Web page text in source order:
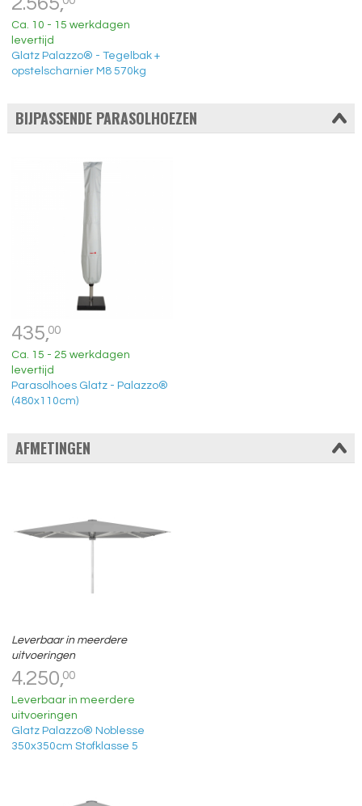
Ca. 10 - 15 werkdagen
levertijd
Glatz Palazzo® - Tegelbak +
opstelscharnier M8 570kg
BIJPASSENDE PARASOLHOEZEN
435,00
Ca. 15 - 25 werkdagen
levertijd
Parasolhoes Glatz - Palazzo®
(480x110cm)
AFMETINGEN
Leverbaar in meerdere
uitvoeringen
4.250,00
Leverbaar in meerdere
uitvoeringen
Glatz Palazzo® Noblesse
350x350cm Stofklasse 5